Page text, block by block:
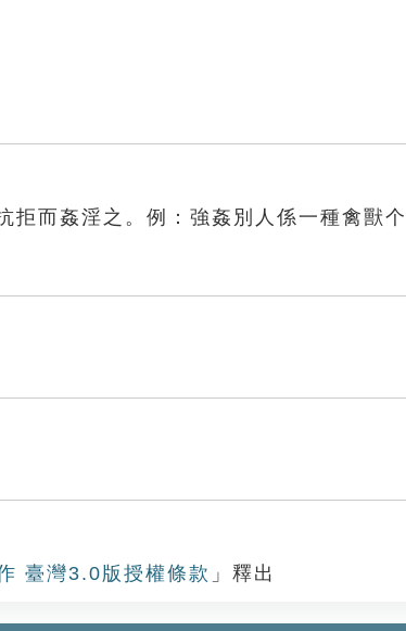
拒而姦淫之。例：強姦別人係一種禽獸
臺灣3.0版授權條款 」釋出